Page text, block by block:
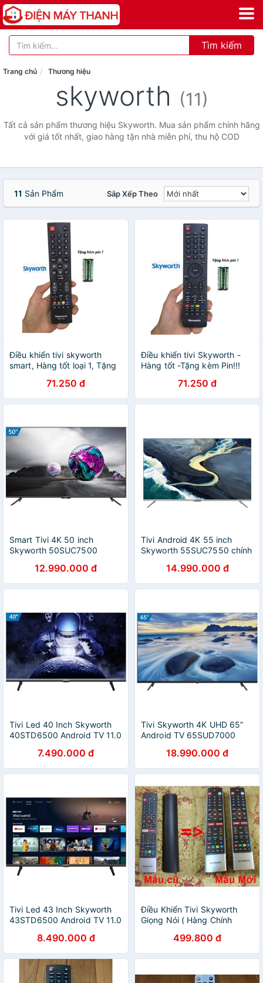
Tìm kiếm
Trang chủ Thương hiệu
skyworth (11)
Tất cả sản phẩm thương hiệu Skyworth. Mua sản phẩm chính hãng
với giá tốt nhất, giao hàng tận nhà miễn phí, thu hộ COD
11 Sản Phẩm Sắp Xếp Theo
Điều khiển tivi skyworth
smart, Hàng tốt loại 1, Tặng
71.250 đ
Điều khiển tivi Skyworth -
Hàng tốt -Tặng kèm Pin!!!
71.250 đ
Smart Tivi 4K 50 inch
Skyworth 50SUC7500
12.990.000 đ
Tivi Android 4K 55 inch
Skyworth 55SUC7550 chính
14.990.000 đ
Tivi Led 40 Inch Skyworth
40STD6500 Android TV 11.0
7.490.000 đ
Tivi Skyworth 4K UHD 65”
Android TV 65SUD7000
18.990.000 đ
Tivi Led 43 Inch Skyworth
43STD6500 Android TV 11.0
8.490.000 đ
Điều Khiển Tivi Skyworth
Giọng Nói ( Hàng Chính
499.800 đ